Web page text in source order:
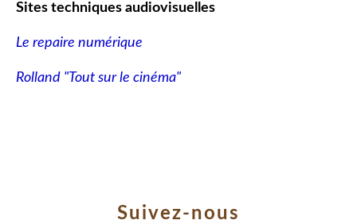
Suivez-nous
Sites techniques audiovisuelles
Le repaire numérique
Rolland "Tout sur le cinéma"